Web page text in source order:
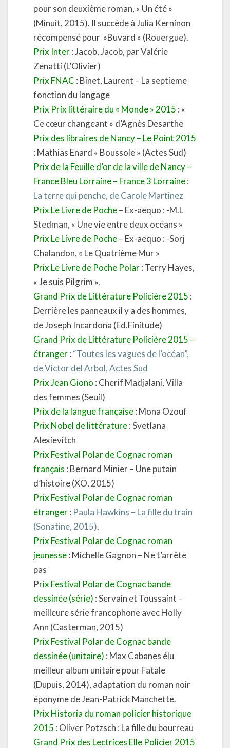
pour son deuxième roman, « Un été »
(Minuit, 2015). Il succède à Julia Kerninon
récompensé pour »Buvard » (Rouergue).
Prix Inter: Jacob, Jacob, par Valérie
Zenatti (L’Olivier)
Prix FNAC : Binet, Laurent – La septieme
fonction du langage
Prix Prix littéraire du « Monde » 2015 : «
Ce cœur changeant » d’Agnès Desarthe
Prix des libraires de Nancy – Le Point 2015
: Mathias Enard « Boussole » (Actes Sud)
Prix de la Feuille d’or de la ville de Nancy –
France Bleu Lorraine – France 3 Lorraine:
La terre qui penche, de Carole Martinez
Prix Le Livre de Poche– Ex-aequo : -M.L
Stedman, « Une vie entre deux océans »
Prix Le Livre de Poche– Ex-aequo : -Sorj
Chalandon, « Le Quatrième Mur »
Prix Le Livre de Poche Polar: Terry Hayes,
« Je suis Pilgrim ».
Grand Prix de Littérature Policière 2015 :
Derrière les panneaux il y a des hommes,
de Joseph Incardona (Ed.Finitude)
Grand Prix de Littérature Policière 2015 –
étranger: “Toutes les vagues de l’océan”,
de Victor del Arbol, Actes Sud
Prix Jean Giono : Cherif Madjalani, Villa
des femmes (Seuil)
Prix de la langue française: Mona Ozouf
Prix Nobel de littérature: Svetlana
Alexievitch
Prix Festival Polar de Cognac roman
français : Bernard Minier – Une putain
d’histoire (XO, 2015)
Prix Festival Polar de Cognac roman
étranger: Paula Hawkins – La fille du train
(Sonatine, 2015).
Prix Festival Polar de Cognac roman
jeunesse: Michelle Gagnon – Ne t’arrête
pas
Prix Festival Polar de Cognac bande
dessinée (série) : Servain et Toussaint –
meilleure série francophone avec Holly
Ann (Casterman, 2015)
Prix Festival Polar de Cognac bande
dessinée (unitaire) : Max Cabanes élu
meilleur album unitaire pour Fatale
(Dupuis, 2014), adaptation du roman noir
éponyme de Jean-Patrick Manchette.
Prix Historia du roman policier historique
2015 : Oliver Potzsch : La fille du bourreau
Grand Prix des Lectrices Elle Policier 2015